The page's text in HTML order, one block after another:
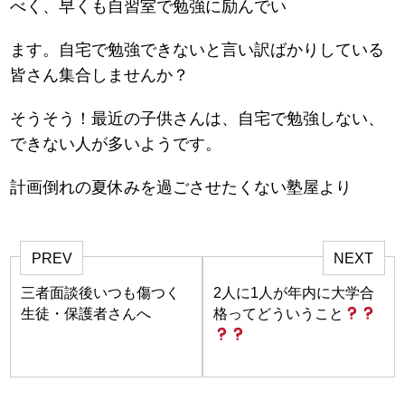
べく、早くも自習室で勉強に励んでい
ます。自宅で勉強できないと言い訳ばかりしている
皆さん集合しませんか？
そうそう！最近の子供さんは、自宅で勉強しない、
できない人が多いようです。
計画倒れの夏休みを過ごさせたくない塾屋より
PREV
三者面談後いつも傷つく
生徒・保護者さんへ
NEXT
2人に1人が年内に大学合
格ってどういうこと